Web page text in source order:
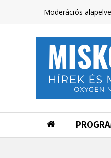
Moderációs